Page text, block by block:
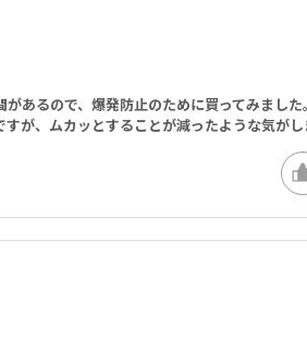
あるので、爆発防止のために買ってみまし
が、ムカッとすることが減ったような気がし